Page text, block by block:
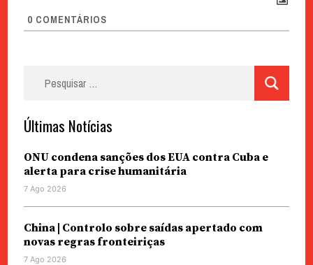
0 COMENTÁRIOS
Últimas Notícias
ONU condena sanções dos EUA contra Cuba e
alerta para crise humanitária
7 Ago 2026
China | Controlo sobre saídas apertado com
novas regras fronteiriças
7 Ago 2026